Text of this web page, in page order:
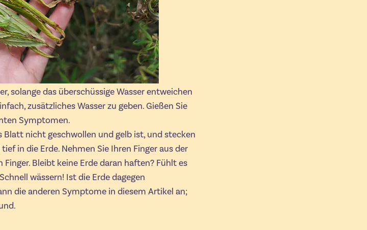
solange das überschüssige Wasser entweichen
zusätzliches Wasser zu geben. Gießen Sie
Symptomen.
Blatt nicht geschwollen und gelb ist, und stecken
in die Erde. Nehmen Sie Ihren Finger aus der
Finger. Bleibt keine Erde daran haften? Fühlt es
wässern! Ist die Erde dagegen
die anderen Symptome in diesem Artikel an;